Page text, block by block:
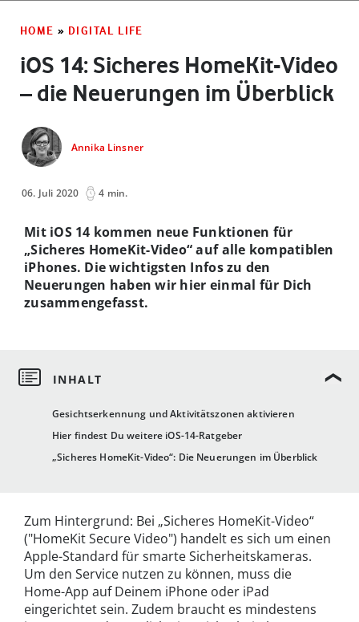
HOME » DIGITAL LIFE
iOS 14: Sicheres HomeKit-Video
– die Neuerungen im Überblick
Annika Linsner
06. Juli 2020 4 min.
Gesichtserkennung und Aktivitätszonen aktivieren
Hier findest Du weitere iOS-14-Ratgeber
„Sicheres HomeKit-Video“: Die Neuerungen im Überblick
Mit iOS 14 kommen neue Funktionen für
„Sicheres HomeKit-Video“ auf alle kompatiblen
iPhones. Die wichtigsten Infos zu den
Neuerungen haben wir hier einmal für Dich
zusammengefasst.
Zum Hintergrund: Bei „Sicheres HomeKit-Video“
("HomeKit Secure Video") handelt es sich um einen
Apple-Standard für smarte Sicherheitskameras.
Um den Service nutzen zu können, muss die
Home-App auf Deinem iPhone oder iPad
eingerichtet sein. Zudem braucht es mindestens